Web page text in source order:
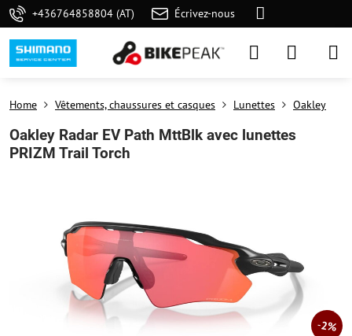
+436764858804 (AT) Écrivez-nous
2%
Home Vêtements, chaussures et casques Lunettes Oakley
Oakley Radar EV Path MttBlk avec lunettes
PRIZM Trail Torch